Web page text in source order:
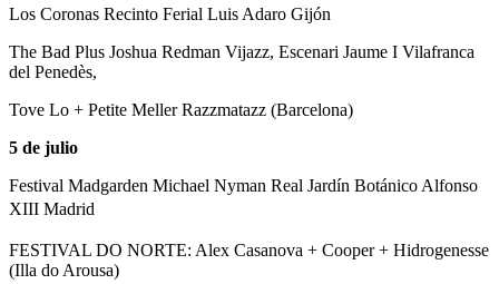
Los Coronas Recinto Ferial Luis Adaro Gijón
The Bad Plus Joshua Redman Vijazz, Escenari Jaume I Vilafranca
del Penedès,
Tove Lo + Petite Meller Razzmatazz (Barcelona)
5 de julio
Festival Madgarden Michael Nyman Real Jardín Botánico Alfonso
XIII Madrid
FESTIVAL DO NORTE: Alex Casanova + Cooper + Hidrogenesse
(Illa do Arousa)